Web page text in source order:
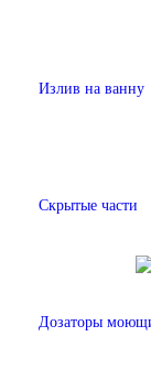
Излив на ванну
Скрытые части
Дозаторы